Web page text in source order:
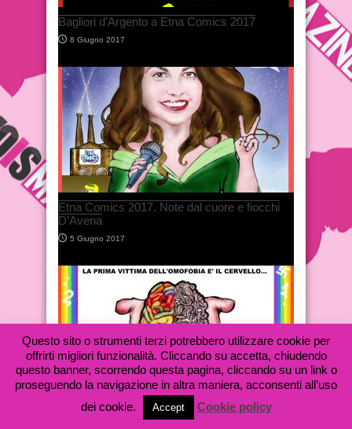
Bagliori d’Argento a Etna Comics 2017
8 Giugno 2017
Etna Comics 2017. Note dal cuore e fiocchi
D’Avena
5 Giugno 2017
Una vignetta contro il Bullismo Omofobo
Questo sito o strumenti terzi potrebbero utilizzare cookie per
offrirti migliori funzionalità. Cliccando su accetta, chiudendo
questo banner, scorrendo questa pagina, cliccando su un link o
proseguendo la navigazione in altra maniera, acconsenti all’uso
dei cookie.
Accept Cookie policy